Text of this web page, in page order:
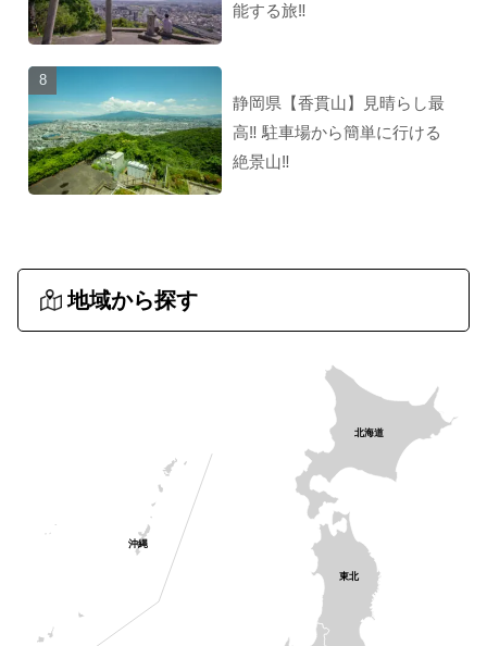
能する旅‼︎
静岡県【香貫山】見晴らし最
高‼︎ 駐車場から簡単に行ける
絶景山‼︎
地域から探す
北海道
東北
沖縄